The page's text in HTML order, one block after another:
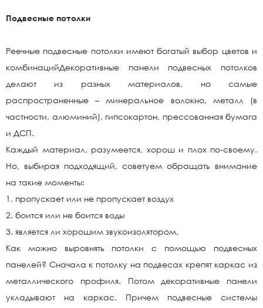
Подвесные потолки
Реечные подвесные потолки имеют богатый выбор цветов и
комбинацийДекоративные панели подвесных потолков
делают из разных материалов, но самые
распространенные – минеральное волокно, металл (в
частности, алюминий), гипсокартон, прессованная бумага
и ДСП.
Каждый материал, разумеется, хорош и плох по-своему.
Но, выбирая подходящий, советуем обращать внимание
на такие моменты:
1. пропускает или не пропускает воздух
2. боится или не боится воды
3. является ли хорошим звукоизолятором.
Как можно выровнять потолки с помощью подвесных
панелей? Сначала к потолку на подвесах крепят каркас из
металлического профиля. Потом декоративные панели
укладывают на каркас. Причем подвесные системы